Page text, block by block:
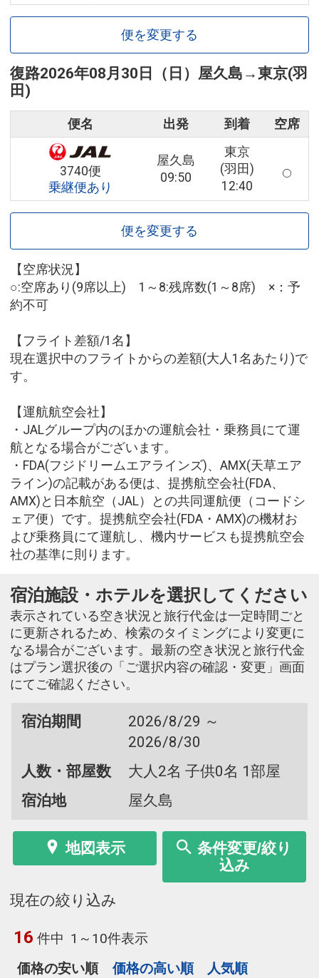
便を変更する
復路2026年08月30日（日） 屋久島 →東京(羽
田)
便名 出発 到着 空席
3740便
乗継便あり
屋久島
09:50
東京
(羽田)
12:40
便を変更する
【空席状況】
○:空席あり(9席以上) 1～8:残席数(1～8席) ×：予
約不可
【フライト差額/1名】
現在選択中のフライトからの差額(大人1名あたり)で
す。
【運航航空会社】
・JALグループ内のほかの運航会社・乗務員にて運
航となる場合がございます。
・FDA(フジドリームエアラインズ)、AMX(天草エア
ライン)の記載がある便は、提携航空会社(FDA、
AMX)と日本航空（JAL）との共同運航便（コードシ
ェア便）です。提携航空会社(FDA・AMX)の機材お
よび乗務員にて運航し、機内サービスも提携航空会
社の基準に則ります。
宿泊施設・ホテルを選択してください
表示されている空き状況と旅行代金は一定時間ごと
に更新されるため、検索のタイミングにより変更に
なる場合がございます。最新の空き状況と旅行代金
はプラン選択後の「ご選択内容の確認・変更」画面
にてご確認ください。
宿泊期間
2026/8/29 ～
2026/8/30
人数・部屋数
大人2名 子供0名 1部屋
宿泊地
屋久島
地図表示
条件変更/絞り
込み
現在の絞り込み
16 件中 1～10件表示
価格の安い順
価格の高い順 人気順